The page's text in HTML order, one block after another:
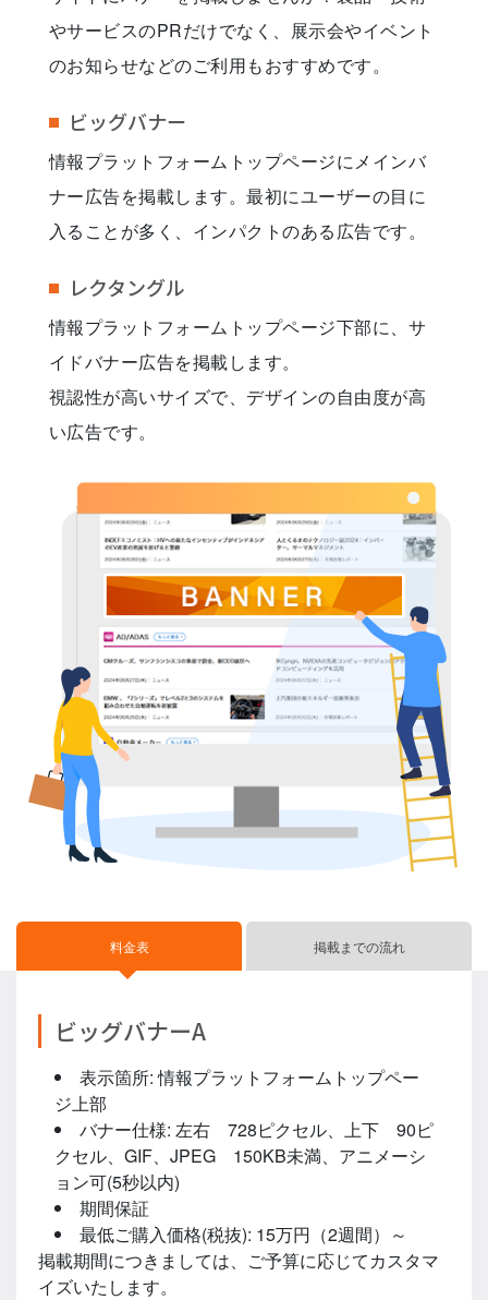
やサービスのPRだけでなく、展示会やイベント
のお知らせなどのご利用もおすすめです。
ビッグバナー
情報プラットフォームトップページにメインバ
ナー広告を掲載します。最初にユーザーの目に
入ることが多く、インパクトのある広告です。
レクタングル
情報プラットフォームトップページ下部に、サ
イドバナー広告を掲載します。
視認性が高いサイズで、デザインの自由度が高
い広告です。
料金表 掲載までの流れ
ビッグバナーA
表示箇所: 情報プラットフォームトップペー
ジ上部
バナー仕様: 左右 728ピクセル、上下 90ピ
クセル、GIF、JPEG 150KB未満、アニメーシ
ョン可(5秒以内)
期間保証
最低ご購入価格(税抜): 15万円（2週間）～
掲載期間につきましては、ご予算に応じてカスタマ
イズいたします。